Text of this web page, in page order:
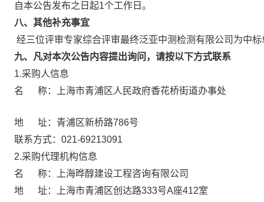
自本公告发布之日起1个工作日。
八、其他补充事宜
经三位评审专家综合评审最终泛亚中测检测有限公司为中标
九、凡对本次公告内容提出询问，请按以下方式联系
1.采购人信息
名 称： 上海市青浦区人民政府香花桥街道办事处
地 址： 青浦区新桥路786号
联系方式： 021-69213091
2.采购代理机构信息
名 称：
上海晔醇建设工程咨询有限公司
地 址：
上海市青浦区创达路333号A座412室